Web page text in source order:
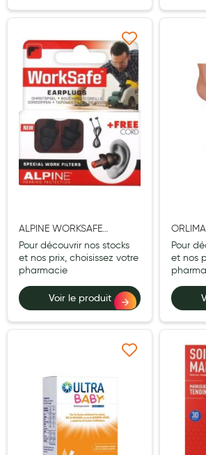
Santé séniors
Anti acariens, anti gale, anti tiques,
Vétérinaire
Incontinence
Ronflement
Autotests
Lunettes
Piluliers
Matériel medical
Cannes
Médication familiale
Orthopédie
Les marques
ALPINE WORKSAFE
BOUCHON OREILLE
TRAVAIL X2 + CORDE
Pour découvrir nos stocks
et nos prix, choisissez votre
pharmacie
Voir le produit
Ajouter à ma liste d’envie
Pour
et nos
Ajouter à ma liste d’envie